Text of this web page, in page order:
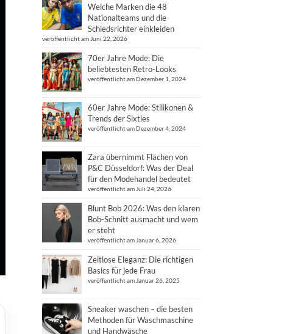
Welche Marken die 48
Nationalteams und die
Schiedsrichter einkleiden
veröffentlicht am Juni 22, 2026
70er Jahre Mode: Die
beliebtesten Retro-Looks
veröffentlicht am Dezember 1, 2024
60er Jahre Mode: Stilikonen &
Trends der Sixties
veröffentlicht am Dezember 4, 2024
Zara übernimmt Flächen von
P&C Düsseldorf: Was der Deal
für den Modehandel bedeutet
veröffentlicht am Juli 24, 2026
Blunt Bob 2026: Was den klaren
Bob-Schnitt ausmacht und wem
er steht
veröffentlicht am Januar 6, 2026
Zeitlose Eleganz: Die richtigen
Basics für jede Frau
veröffentlicht am Januar 26, 2025
Sneaker waschen – die besten
Methoden für Waschmaschine
und Handwäsche